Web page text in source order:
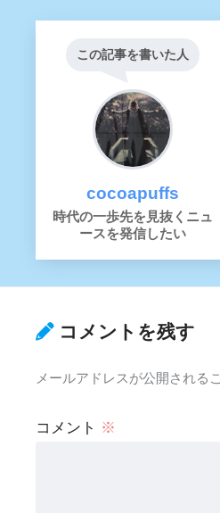
この記事を書いた人
cocoapuffs
時代の一歩先を見抜くニュ
ースを発信したい
コメントを残す
メールアドレスが公開される
コメント ※